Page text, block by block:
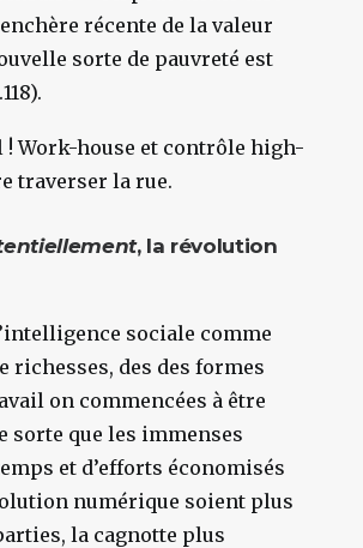
récente de la valeur
sorte de pauvreté est
! Work-house et contrôle high-
traverser la rue.
, la révolution
sociale comme
richesses, des des formes
on commencées à être
sorte que les immenses
et d’efforts économisés
numérique soient plus
la cagnotte plus